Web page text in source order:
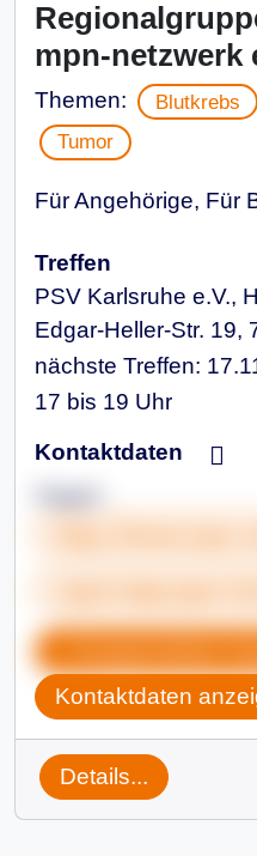
mpn-netzwerk
Themen: Blutkrebs
Tumor
Für Angehörige, Für
Treffen
PSV Karlsruhe e.V.,
Edgar-Heller-Str. 19,
nächste Treffen:
17 bis 19 Uhr
Kontaktdaten
Kontaktdaten
Details...